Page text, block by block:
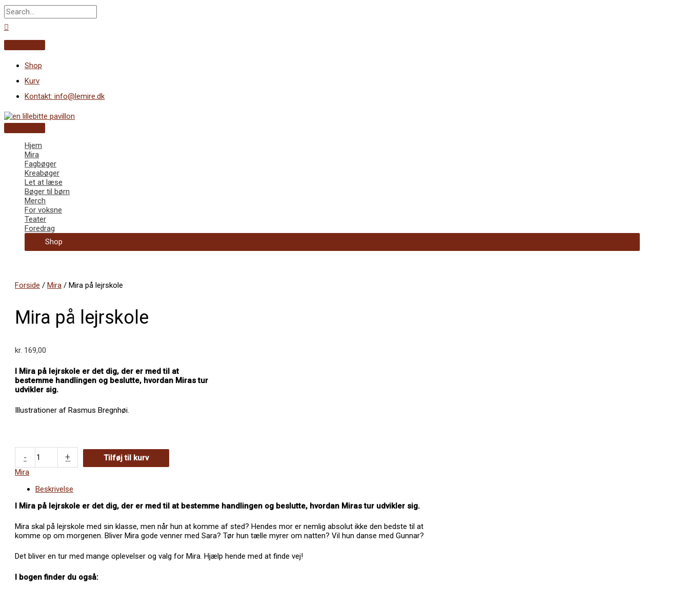
Gå
til
indholdet
Søg
efter:
Overheader
Shop
Kurv
Kontakt: info@lemire.dk
Hovedmenu
Hjem
Mira
Fagbøger
Kreabøger
Let at læse
Bøger til børn
Merch
For voksne
Teater
Foredrag
Shop
Forside / Mira / Mira på lejrskole
Mira på lejrskole
kr. 169,00
I Mira på lejrskole er det dig, der er med til at
bestemme handlingen og beslutte, hvordan Miras tur
udvikler sig.
Illustrationer af Rasmus Bregnhøi.
-
lejrskole
antal
+
Tilføj til kurv
Mira
Beskrivelse
I Mira på lejrskole er det dig, der er med til at bestemme handlingen og beslutte, hvordan Miras tur udvikler sig.
Mira skal på lejrskole med sin klasse, men når hun at komme af sted? Hendes mor er nemlig absolut ikke den bedste til at
komme op om morgenen. Bliver Mira gode venner med Sara? Tør hun tælle myrer om natten? Vil hun danse med Gunnar?
Det bliver en tur med mange oplevelser og valg for Mira. Hjælp hende med at finde vej!
I bogen finder du også: